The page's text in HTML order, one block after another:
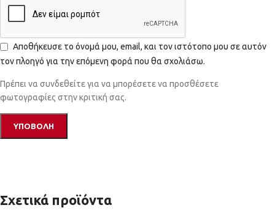
Αποθήκευσε το όνομά μου, email, και τον ιστότοπο μου σε αυτόν
τον πλοηγό για την επόμενη φορά που θα σχολιάσω.
Πρέπει να συνδεθείτε για να μπορέσετε να προσθέσετε
φωτογραφίες στην κριτική σας.
Σχετικά προϊόντα